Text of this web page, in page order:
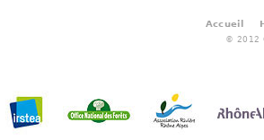
Accueil
© 2012